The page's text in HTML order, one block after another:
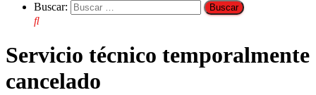
Buscar:
Servicio técnico temporalmente
cancelado